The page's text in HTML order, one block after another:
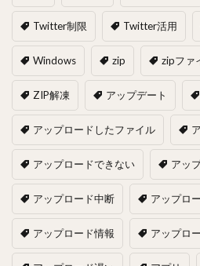
Twitter制限 Twitter活用
Windows zip zipファ
ZIP解凍 アップデート
アップロードしたファイル
アップロードできない アッ
アップロード中断 アップロ
アップロード情報 アップロ